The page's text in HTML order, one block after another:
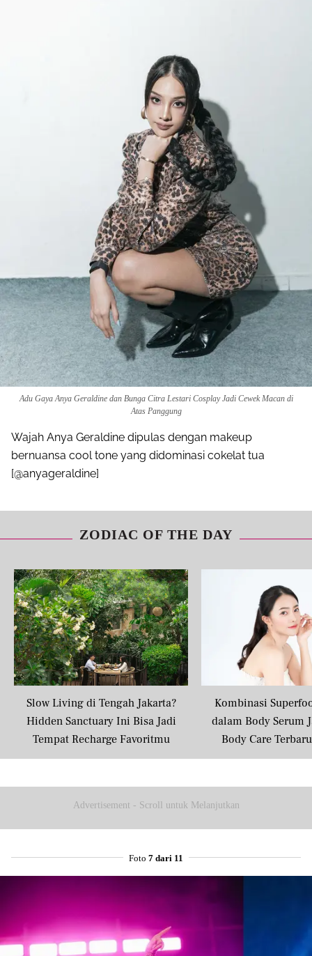
Adu Gaya Anya Geraldine dan Bunga Citra Lestari Cosplay Jadi Cewek Macan di
Atas Panggung
Wajah Anya Geraldine dipulas dengan makeup
bernuansa cool tone yang didominasi cokelat tua
[@anyageraldine]
ZODIAC OF THE DAY
Slow Living di Tengah Jakarta?
Hidden Sanctuary Ini Bisa Jadi
Tempat Recharge Favoritmu
Kombinasi
dalam Body Serum
Body Care
Masyarakat
Advertisement - Scroll untuk Melanjutkan
Foto 7 dari 11